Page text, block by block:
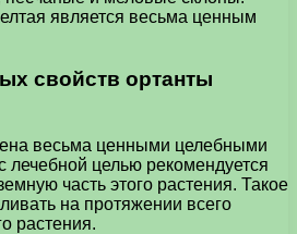
является весьма ценным
свойств ортанты
весьма ценными целебными
лечебной целью рекомендуется
часть этого растения. Такое
на протяжении всего
растения.